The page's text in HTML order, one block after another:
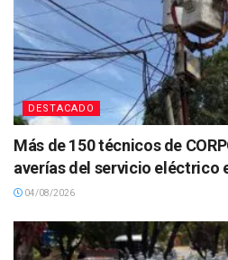
DESTACADO
Más de 150 técnicos de
averías del servicio eléctrico
04/08/2026